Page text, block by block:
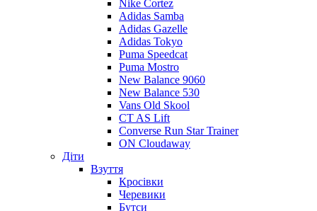
Nike Cortez
Adidas Samba
Adidas Gazelle
Adidas Tokyo
Puma Speedcat
Puma Mostro
New Balance 9060
New Balance 530
Vans Old Skool
CT AS Lift
Converse Run Star Trainer
ON Cloudaway
Діти
Взуття
Кросівки
Черевики
Бутси